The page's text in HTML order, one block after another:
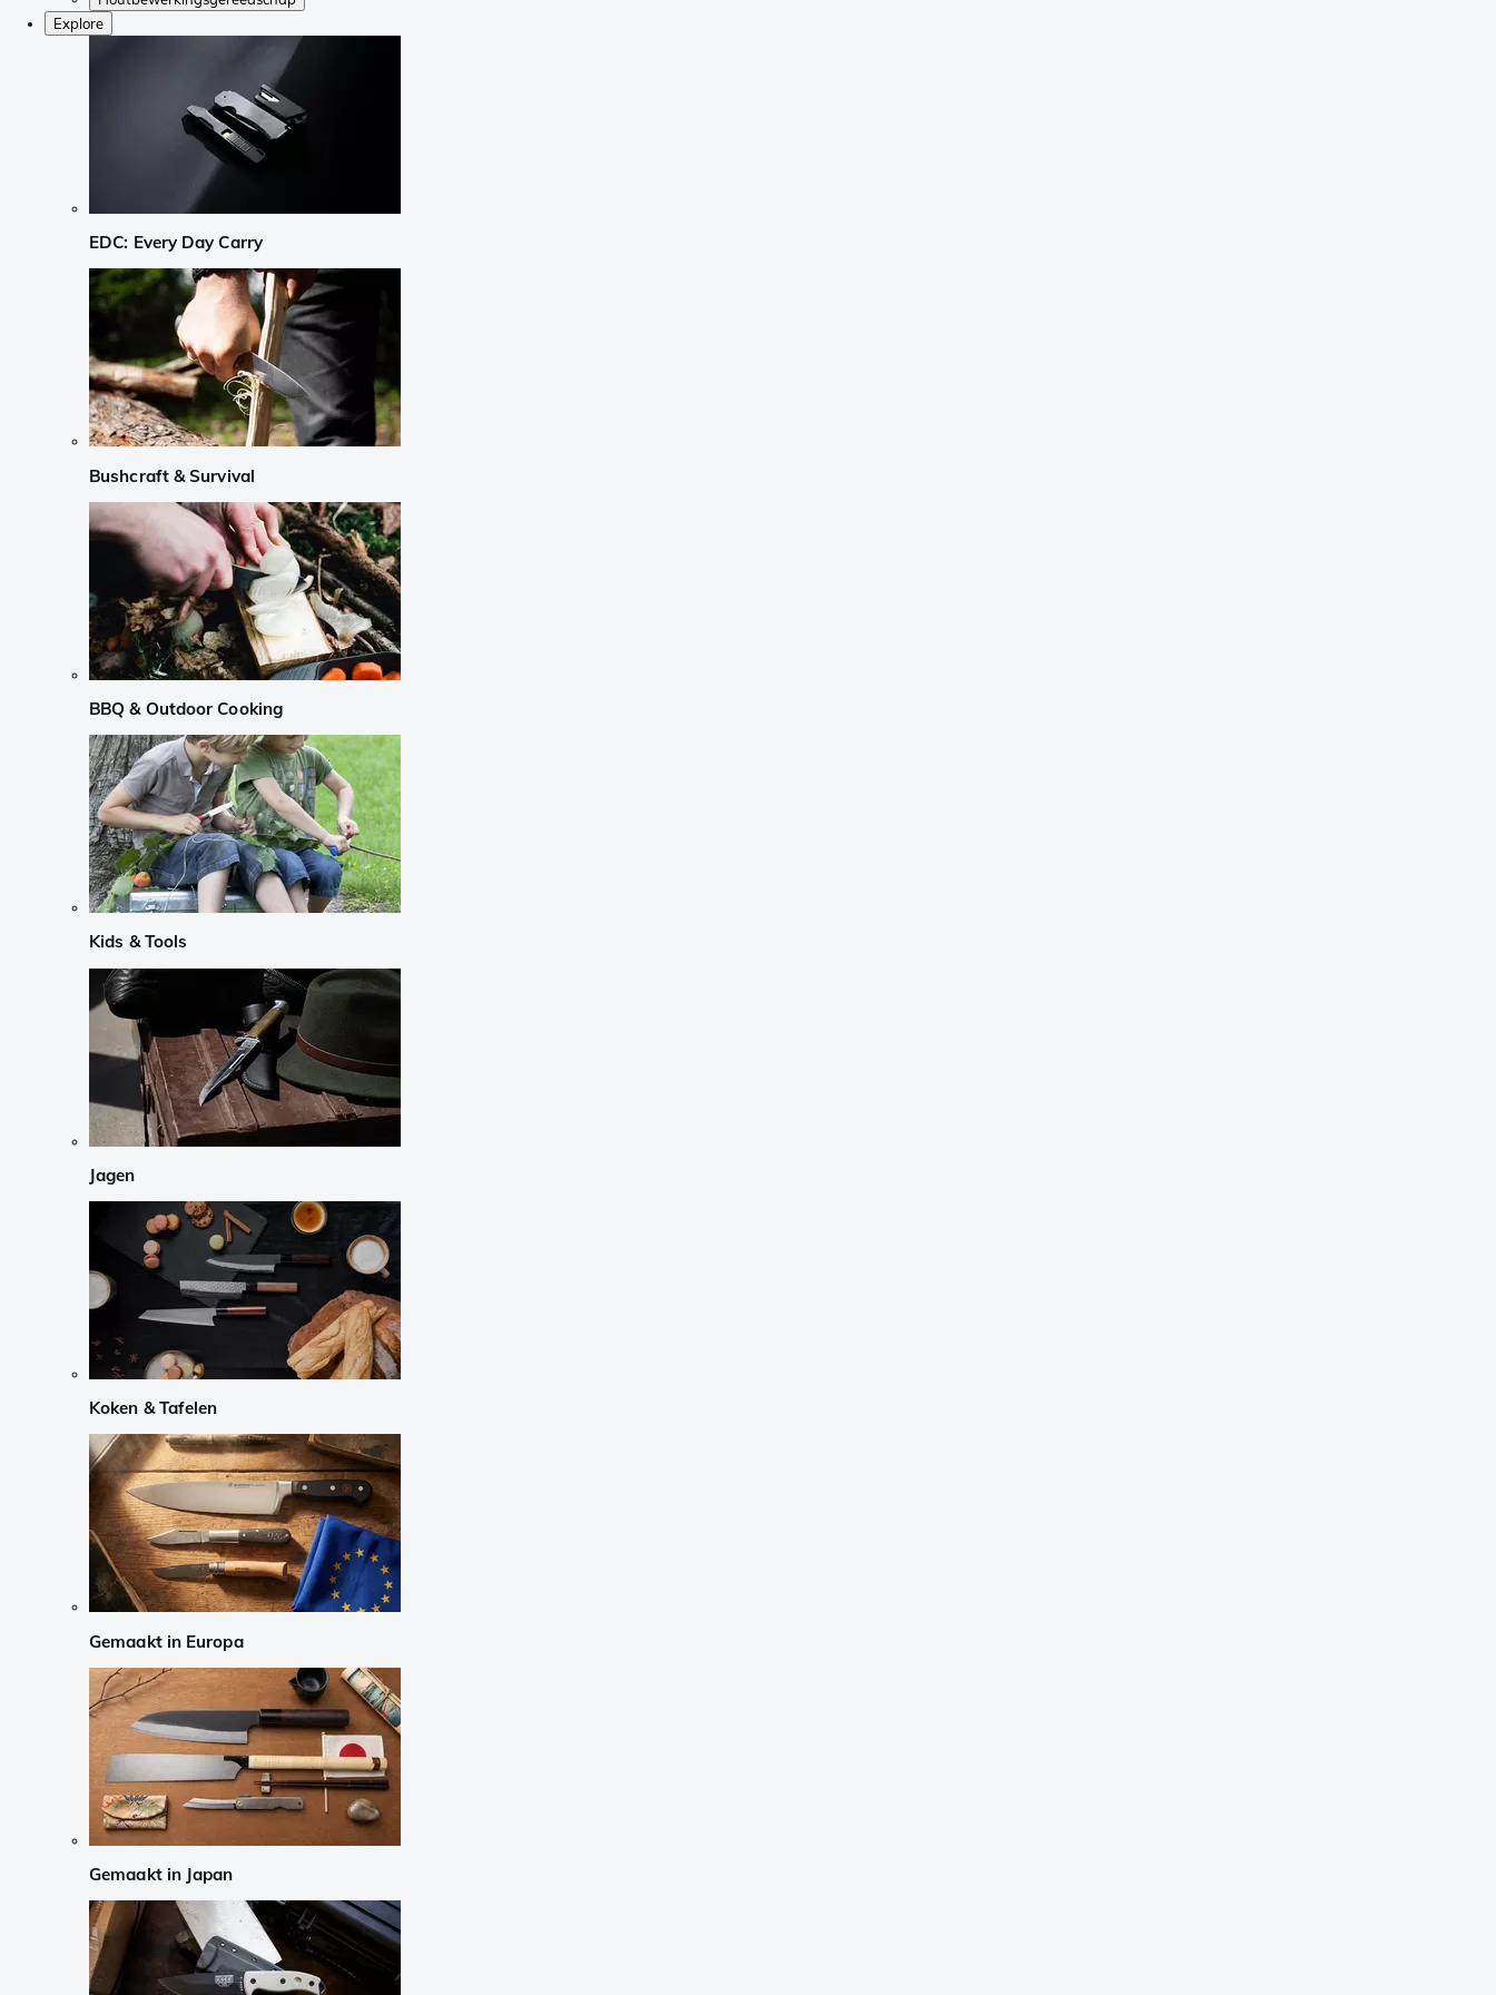
Explore
EDC: Every Day Carry
Bushcraft & Survival
BBQ & Outdoor Cooking
Kids & Tools
Jagen
Koken & Tafelen
Gemaakt in Europa
Gemaakt in Japan